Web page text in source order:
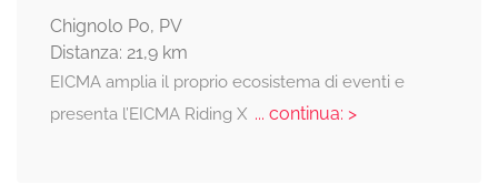
Chignolo Po, PV
Distanza: 21,9 km
EICMA amplia il proprio ecosistema di eventi e
presenta l’EICMA Riding X... continua: >